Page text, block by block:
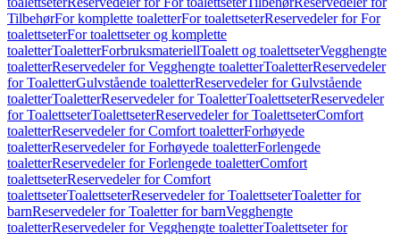
TilbehørFor komplette toaletterFor toalettseterReservedeler for For
toalettseterFor toalettseter og komplette
toaletterToaletterForbruksmateriellToalett og toalettseterVegghengte
toaletterReservedeler for Vegghengte toaletterToaletterReservedeler
for ToaletterGulvstående toaletterReservedeler for Gulvstående
toaletterToaletterReservedeler for ToaletterToalettseterReservedeler
for ToalettseterToalettseterReservedeler for ToalettseterComfort
toaletterReservedeler for Comfort toaletterForhøyede
toaletterReservedeler for Forhøyede toaletterForlengede
toaletterReservedeler for Forlengede toaletterComfort
toalettseterReservedeler for Comfort
toalettseterToalettseterReservedeler for ToalettseterToaletter for
barnReservedeler for Toaletter for barnVegghengte
toaletterReservedeler for Vegghengte toaletterToalettseter for